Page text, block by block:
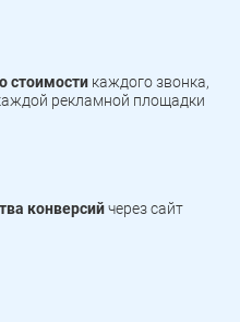
стоимости каждого звонка,
рекламной площадки
конверсийчерез сайт